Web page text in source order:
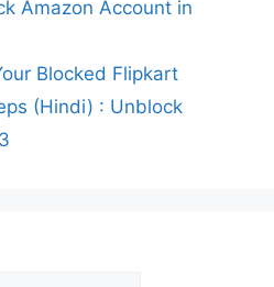
Amazon Account in
Blocked Flipkart
(Hindi) : Unblock